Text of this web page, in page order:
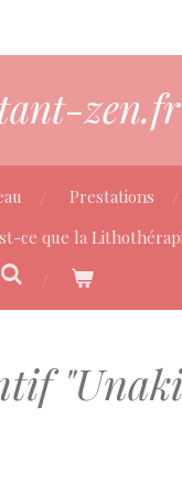
zen.fr
Prestations
ce que la